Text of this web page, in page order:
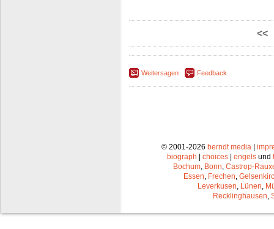
<<
Weitersagen Feedback
© 2001-2026 berndt media |
biograph | choices | engels und
Bochum Bonn Castrop-
Essen Frechen
Leverkusen Lünen
Recklinghausen